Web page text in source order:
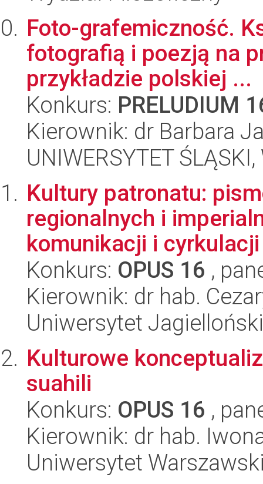
Foto-grafemiczność.
fotografią i poezją na
przykładzie polskiej ...
Konkurs: PRELUDIUM
Kierownik: dr Barbara
UNIWERSYTET
Kultury patronatu:
regionalnych i
komunikacji i
Konkurs: OPUS 16 ,
Kierownik: dr hab.
Uniwersytet
Kulturowe
suahili
Konkurs: OPUS 16 ,
Kierownik: dr hab.
Uniwersytet